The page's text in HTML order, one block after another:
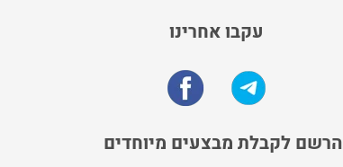
עקבו אחרינו
הרשם לקבלת מבצעים מיוחדים